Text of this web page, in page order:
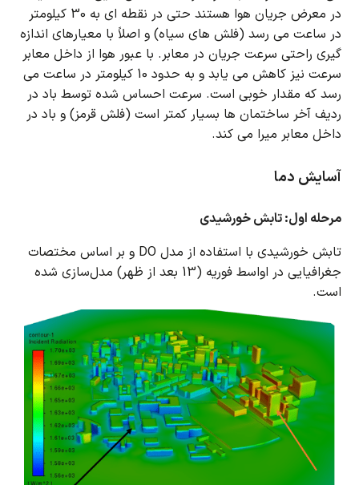
در معرض جریان هوا هستند حتی در نقطه ای به 30 کیلومتر
در ساعت می رسد (فلش های سیاه) و اصلاً با معیارهای اندازه
گیری راحتی سرعت جریان در معابر. با عبور هوا از داخل معابر
سرعت نیز کاهش می یابد و به حدود 10 کیلومتر در ساعت می
رسد که مقدار خوبی است. سرعت احساس شده توسط باد در
ردیف آخر ساختمان ها بسیار کمتر است (فلش قرمز) و باد در
داخل معابر میرا می کند.
آسایش دما
مرحله اول: تابش خورشیدی
تابش خورشیدی با استفاده از مدل DO و بر اساس مختصات
جغرافیایی در اواسط فوریه (13 بعد از ظهر) مدل‌سازی شده
است.